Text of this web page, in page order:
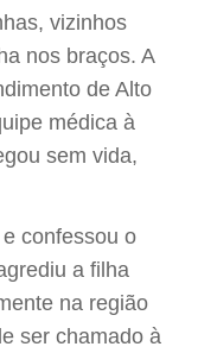
vizinhos
nos braços. A
de Alto
médica à
sem vida,
confessou o
a filha
na região
ser chamado à